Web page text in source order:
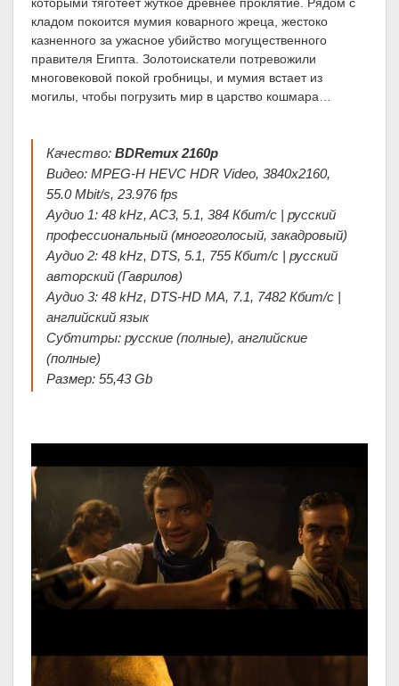
которыми тяготеет жуткое древнее проклятие. Рядом с
кладом покоится мумия коварного жреца, жестоко
казненного за ужасное убийство могущественного
правителя Египта. Золотоискатели потревожили
многовековой покой гробницы, и мумия встает из
могилы, чтобы погрузить мир в царство кошмара…
Качество:BDRemux 2160p
Видео: MPEG-H HEVC HDR Video, 3840x2160,
55.0 Mbit/s, 23.976 fps
Аудио 1: 48 kHz, AC3, 5.1, 384 Кбит/с | русский
профессиональный (многоголосый, закадровый)
Аудио 2: 48 kHz, DTS, 5.1, 755 Кбит/с | русский
авторский (Гаврилов)
Аудио 3: 48 kHz, DTS-HD MA, 7.1, 7482 Кбит/с |
английский язык
Субтитры: русские (полные), английские
(полные)
Размер: 55,43 Gb